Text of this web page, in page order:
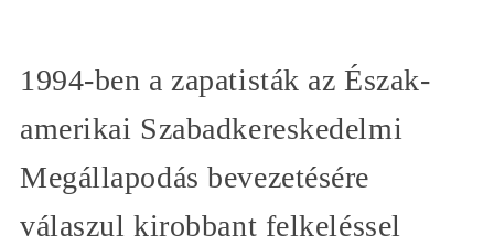
1994-ben a zapatisták az Észak-
amerikai Szabadkereskedelmi
Megállapodás bevezetésére
válaszul kirobbant felkeléssel